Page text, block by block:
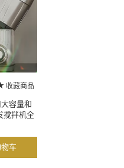
收藏商品
容量和
搅拌机全
车